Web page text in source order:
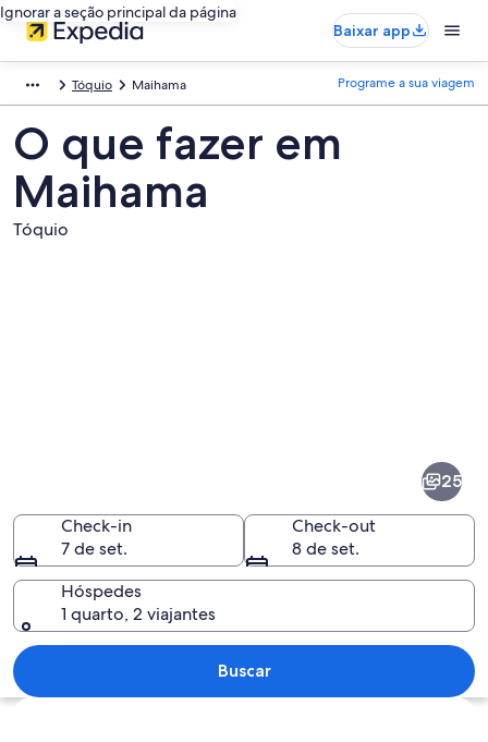
Ignorar a seção principal da página
Baixar app
Tóquio Maihama Programe a sua viagem
O que fazer em
Maihama
Tóquio
Uma passagem interna
25
Check-in
7 de set.
Check-out
8 de set.
Hóspedes
1 quarto, 2 viajantes
Buscar
Explorar mapa